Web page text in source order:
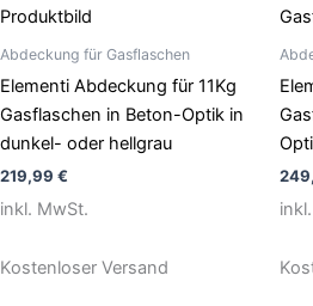
Abdeckung für Gasflaschen
Elementi Abdeckung für 11Kg
Gasflaschen in Beton-Optik in
dunkel- oder hellgrau
219,99 €
inkl. MwSt.
Kostenloser Versand
mehrere
Varianten
Die
gewählt